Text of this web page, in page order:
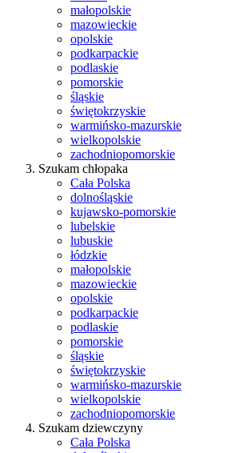
małopolskie
mazowieckie
opolskie
podkarpackie
podlaskie
pomorskie
śląskie
świętokrzyskie
warmińsko-mazurskie
wielkopolskie
zachodniopomorskie
Szukam chłopaka
Cała Polska
dolnośląskie
kujawsko-pomorskie
lubelskie
lubuskie
łódzkie
małopolskie
mazowieckie
opolskie
podkarpackie
podlaskie
pomorskie
śląskie
świętokrzyskie
warmińsko-mazurskie
wielkopolskie
zachodniopomorskie
Szukam dziewczyny
Cała Polska